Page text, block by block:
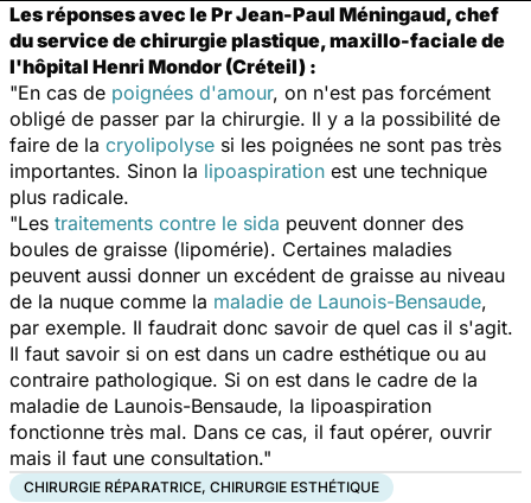
Les réponses avec le Pr Jean-Paul Méningaud, chef
du service de chirurgie plastique, maxillo-faciale de
l'hôpital Henri Mondor (Créteil) :
"En cas de poignées d'amour, on n'est pas forcément
obligé de passer par la chirurgie. Il y a la possibilité de
faire de la cryolipolyse si les poignées ne sont pas très
importantes. Sinon la lipoaspiration est une technique
plus radicale.
"Les traitements contre le sida peuvent donner des
boules de graisse (lipomérie). Certaines maladies
peuvent aussi donner un excédent de graisse au niveau
de la nuque comme la maladie de Launois-Bensaude,
par exemple. Il faudrait donc savoir de quel cas il s'agit.
Il faut savoir si on est dans un cadre esthétique ou au
contraire pathologique. Si on est dans le cadre de la
maladie de Launois-Bensaude, la lipoaspiration
fonctionne très mal. Dans ce cas, il faut opérer, ouvrir
mais il faut une consultation."
CHIRURGIE RÉPARATRICE, CHIRURGIE ESTHÉTIQUE